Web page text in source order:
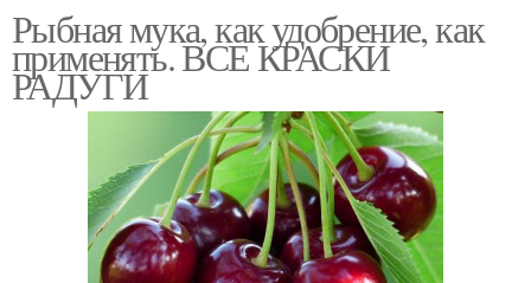
Рыбная мука, как удобрение, как
применять. ВСЕ КРАСКИ
РАДУГИ